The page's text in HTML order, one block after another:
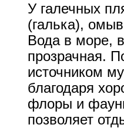
У галечных
(галька),
Вода в море,
прозрачная.
источником
благодаря
флоры и
позволяет